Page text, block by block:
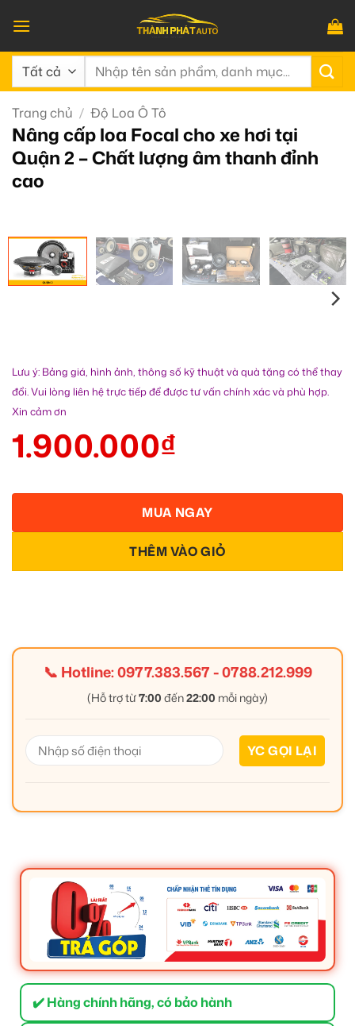
qua
nội
dung
Tìm
Trang chủ / Độ Loa Ô Tô
Nâng cấp loa Focal cho xe hơi tại
Quận 2 – Chất lượng âm thanh đỉnh
cao
Lưu ý: Bảng giá, hình ảnh, thông số kỹ thuật và quà tặng có thể thay
đổi. Vui lòng liên hệ trực tiếp để được tư vấn chính xác và phù hợp.
Xin cảm ơn
1.900.000₫
THÊM VÀO GIỎ
MUA NGAY
📞 Hotline:0977.383.567-0788.212.999
(Hỗ trợ từ7:00 đến22:00 mỗi ngày)
✔️ Hàng chính hãng, có bảo hành